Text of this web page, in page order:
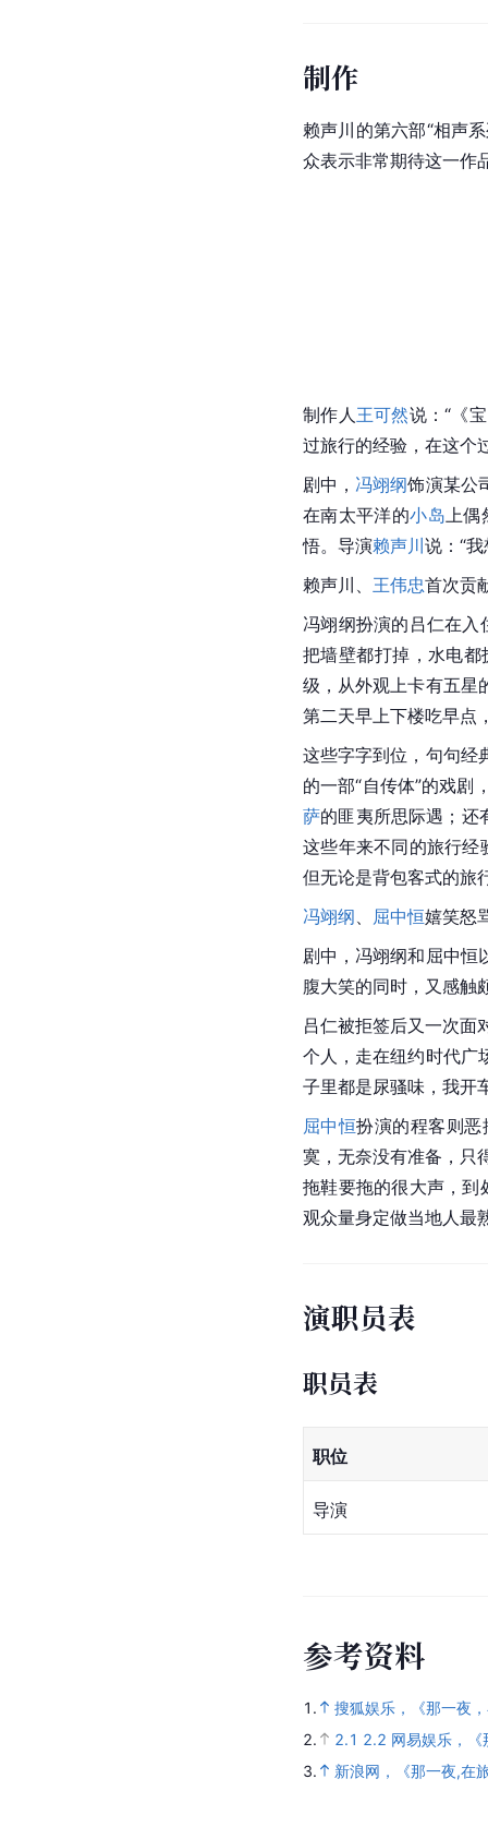
制作
赖声川的第六部“相声
众表示非常期待这一作
制作人 王可然说：“《
过旅行的经验，在这个
剧中， 冯翊纲饰演某公
在南太平洋的小岛 上
悟。导演赖声川说：“我
赖声川、 王伟忠首次贡
冯翊纲扮演的吕仁在
把墙壁都打掉，水电
级，从外观上卡有五星
第二天早上下楼吃早点
这些字字到位，句句经
的一部“自传体”的戏剧
萨的匪夷所思际遇；还
这些年来不同的旅行经
但无论是背包客式的旅
冯翊纲
屈中恒嬉笑怒
剧中，冯翊纲和屈中恒
腹大笑的同时，又感触
吕仁被拒签后又一次面
个人，走在纽约时代广
子里都是尿骚味，我开
屈中恒扮演的程客则恶
寞，无奈没有准备，只
拖鞋要拖的很大声，到
观众量身定做当地人最
演职员表
职员表
职位
导演
参考资料
1.
搜狐娱乐，《那一夜
2.
2.1 2.2 网易娱乐，
3.
新浪网，《那一夜,在